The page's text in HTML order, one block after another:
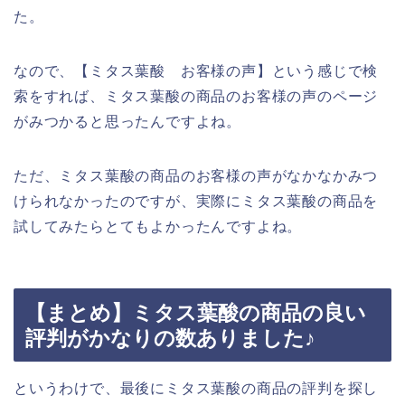
た。
なので、【ミタス葉酸 お客様の声】という感じで検
索をすれば、ミタス葉酸の商品のお客様の声のページ
がみつかると思ったんですよね。
ただ、ミタス葉酸の商品のお客様の声がなかなかみつ
けられなかったのですが、実際にミタス葉酸の商品を
試してみたらとてもよかったんですよね。
【まとめ】ミタス葉酸の商品の良い
評判がかなりの数ありました♪
というわけで、最後にミタス葉酸の商品の評判を探し